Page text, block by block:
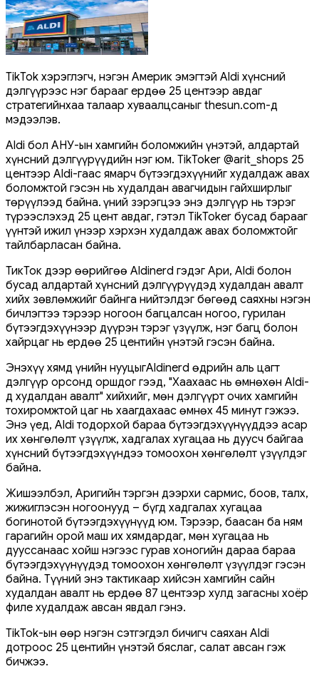
TikTok хэрэглэгч, нэгэн Америк эмэгтэй Aldi хүнсний
дэлгүүрээс нэг барааг ердөө 25 центээр авдаг
стратегийнхаа талаар хуваалцсаныг thesun.com-д
мэдээлэв.
Aldi бол АНУ-ын хамгийн боломжийн үнэтэй, алдартай
хүнсний дэлгүүрүүдийн нэг юм. TikToker @arit_shops 25
центээр Aldi-гаас ямарч бүтээгдэхүүнийг худалдаж авах
боломжтой гэсэн нь худалдан авагчидын гайхширлыг
төрүүлээд байна. Үүний зэрэгцээ энэ дэлгүүр нь тэрэг
түрээслэхэд 25 цент авдаг, гэтэл TikToker бусад барааг
үүнтэй ижил үнээр хэрхэн худалдаж авах боломжтойг
тайлбарласан байна.
ТикТок дээр өөрийгөө Aldinerd гэдэг Ари, Aldi болон
бусад алдартай хүнсний дэлгүүрүүдэд худалдан авалт
хийх зөвлөмжийг байнга нийтэлдэг бөгөөд саяхны нэгэн
бичлэгтээ тэрээр ногоон багцалсан ногоо, гурилан
бүтээгдэхүүнээр дүүрэн тэрэг үзүүлж, нэг багц болон
хайрцаг нь ердөө 25 центийн үнэтэй гэсэн байна.
Энэхүү хямд үнийн нууцыгAldinerd өдрийн аль цагт
дэлгүүр орсонд оршдог гээд, "Хаахаас нь өмнөхөн Aldi-
д худалдан авалт" хийхийг, мөн дэлгүүрт очих хамгийн
тохиромжтой цаг нь хаагдахаас өмнөх 45 минут гэжээ.
Энэ үед, Aldi тодорхой бараа бүтээгдэхүүнүүддээ асар
их хөнгөлөлт үзүүлж, хадгалах хугацаа нь дуусч байгаа
хүнсний бүтээгдэхүүндээ томоохон хөнгөлөлт үзүүлдэг
байна.
Жишээлбэл, Аригийн тэргэн дээрхи сармис, боов, талх,
жижиглэсэн ногоонууд – бүгд хадгалах хугацаа
богинотой бүтээгдэхүүнүүд юм. Тэрээр, баасан ба ням
гарагийн орой маш их хямдардаг, мөн хугацаа нь
дууссанаас хойш нэгээс гурав хоногийн дараа бараа
бүтээгдэхүүнүүдэд томоохон хөнгөлөлт үзүүлдэг гэсэн
байна. Түүний энэ тактикаар хийсэн хамгийн сайн
худалдан авалт нь ердөө 87 центээр хулд загасны хоёр
филе худалдаж авсан явдал гэнэ.
TikTok-ын өөр нэгэн сэтгэгдэл бичигч саяхан Aldi
дотроос 25 центийн үнэтэй бяслаг, салат авсан гэж
бичжээ.